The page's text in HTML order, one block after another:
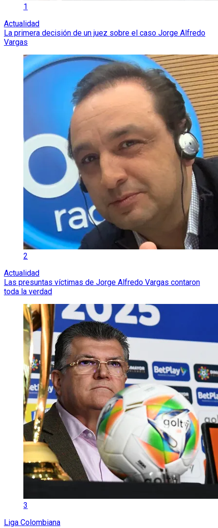
1
Actualidad
La primera decisión de un juez sobre el caso Jorge Alfredo
Vargas
2
Actualidad
Las presuntas víctimas de Jorge Alfredo Vargas contaron
toda la verdad
3
Liga Colombiana